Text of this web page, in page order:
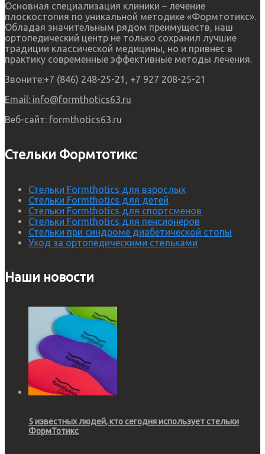
Основная специализация клиники – лечение
плоскостопия по уникальной методике «Формтотикс».
Обладая значительным рядом преимуществ, наш
ортопедический центр не только сохранил лучшие
традиции классической медицины, но и привнес в
практику современные эффективные методы лечения.
Звоните:+7 (846) 248-25-21, +7 927 208-25-21
Email: info@formthotics63.ru
Веб-сайт: formthotics63.ru
Стельки Формтотикс
Стельки Formthotics для взрослых
Стельки Formthotics для детей
Стельки Formthotics для спортсменов
Стельки Formthotics для пенсионеров
Стельки при синдроме диабетической стопы
Уход за ортопедическими стельками
Наши новости
5 известных людей, кто сегодня использует стельки
ФормТотикс